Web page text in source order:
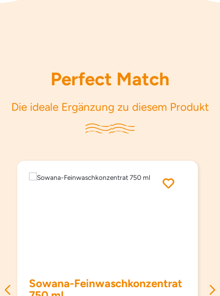
Perfect Match
Die ideale Ergänzung zu diesem Produkt
Sowana-Feinwaschkonzentrat